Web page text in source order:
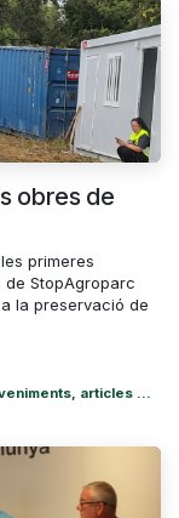
obres de
primeres
de StopAgroparc
la preservació de
articles ...